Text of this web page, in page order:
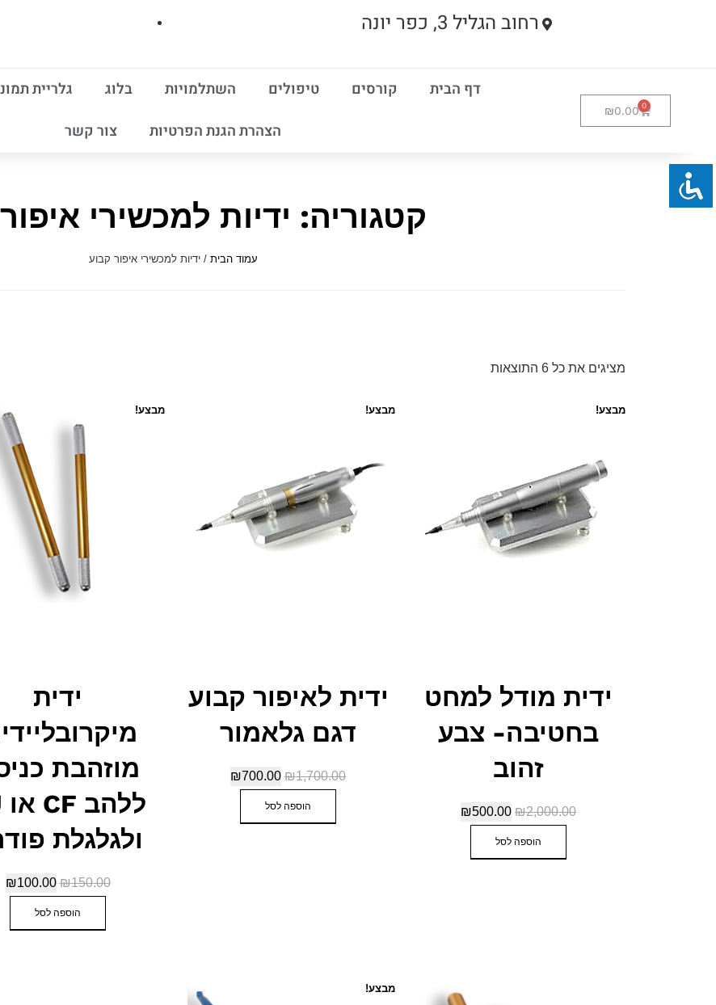
רחוב הגליל 3, כפר יונה
₪0.00
דף הבית קורסים טיפולים השתלמויות בלוג גלריית
הצהרת הגנת הפרטיות
צור קשר
קטגוריה: ידיות למכשירי
עמוד הבית / ידיות למכשירי איפור קבוע
מציגים את כל ⁦6⁩ התוצאות
מבצע!
ידית מודל למחט
בחטיבה- צבע
זהוב
₪2,000.00
₪500.00
הוספה לסל
מבצע!
ידית לאיפור קבוע
דגם גלאמור
₪1,700.00
₪700.00
הוספה לסל
מבצע!
ידית
מוזהבת
ולגלגלת
₪150.00
₪100.00
הוספה לסל
מבצע!